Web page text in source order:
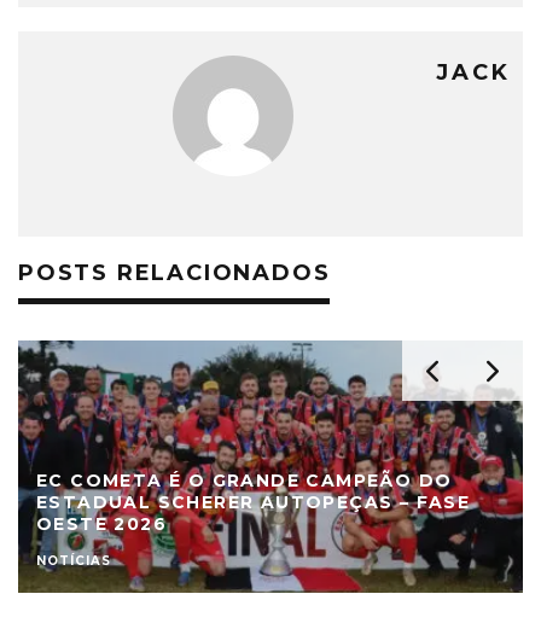
JACK
POSTS RELACIONADOS
EC COMETA É O GRANDE CAMPEÃO DO
ESTADUAL SCHERER AUTOPEÇAS – FASE
OESTE 2026
NOTÍCIAS